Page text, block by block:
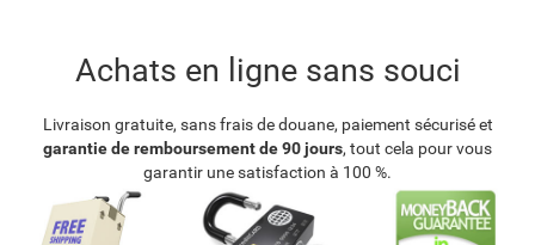
Achats en ligne sans souci
Livraison gratuite, sans frais de douane, paiement sécurisé et
garantie de remboursement de 90 jours, tout cela pour vous
garantir une satisfaction à 100 %.